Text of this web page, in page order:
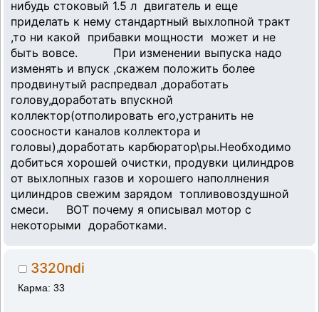
нибудь стоковый 1.5 л двигатель и еще
приделать к нему стандартный выхлопной тракт
,то ни какой прибавки мощности может и не
быть вовсе. При изменении выпуска надо
изменять и впуск ,скажем положить более
продвинутый распредвал ,доработать
голову,доработать впускной
коллектор(отполировать его,устранить не
соосности каналов коллектора и
головы),доработать карбюратор\ры.Необходимо
добиться хорошей очистки, продувки цилиндров
от выхлопных газов и хорошего наполлнения
цилиндров свежим зарядом топливовоздушной
смеси. ВОТ почему я описывал мотор с
некоторыми доработками.
3320ndi
Карма: 33